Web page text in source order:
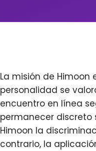
La misión de
personalidad se
encuentro en línea
permanecer discreto
Himoon la
contrario, la